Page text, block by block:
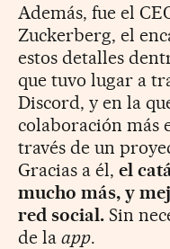
Además, fue el
Zuckerberg, el
estos detalles
que tuvo lugar a
Discord, y en la
colaboración más
través de un
Gracias a él, el
mucho más, y
red social.Sin
de la app.